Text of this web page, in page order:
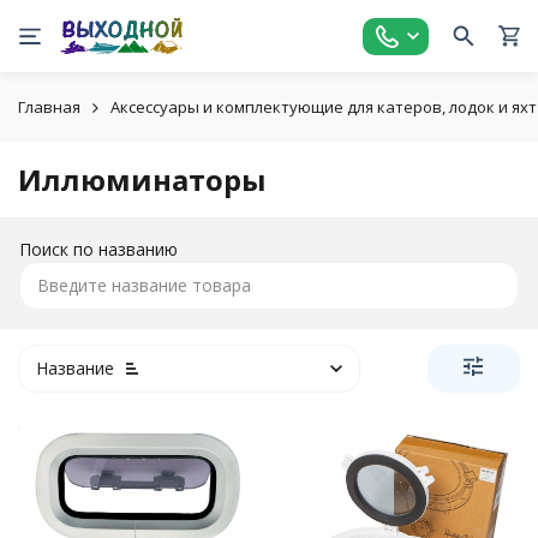
Главная Аксессуары и комплектующие для катеров, лодок и яхт
Иллюминаторы
Поиск по названию
Название